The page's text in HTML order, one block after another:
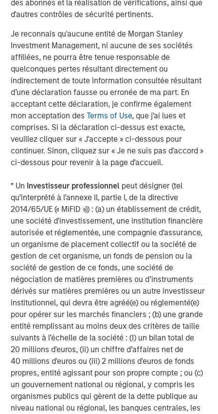
des abonnés et la réalisation de vérifications, ainsi que
d'autres contrôles de sécurité pertinents.
Je reconnais qu'aucune entité de Morgan Stanley
Investment Management, ni aucune de ses sociétés
affiliées, ne pourra être tenue responsable de
quelconques pertes résultant directement ou
indirectement de toute information consultée résultant
d’une déclaration fausse ou erronée de ma part. En
acceptant cette déclaration, je confirme également
mon acceptation desTerms of Use, que j'ai lues et
comprises. Si la déclaration ci-dessus est exacte,
veuillez cliquer sur « J'accepte » ci-dessous pour
continuer. Sinon, cliquez sur « Je ne suis pas d'accord »
ci-dessous pour revenir à la page d'accueil.
* Un Investisseur professionnel peut désigner (tel
qu’interprété à l’annexe II, partie I, de la directive
2014/65/UE (« MiFID »)) : (a) un établissement de crédit,
une société d'investissement, une institution financière
autorisée et réglementée, une compagnie d'assurance,
un organisme de placement collectif ou la société de
gestion de cet organisme, un fonds de pension ou la
société de gestion de ce fonds, une société de
négociation de matières premières ou d’instruments
dérivés sur matières premières ou un autre investisseur
institutionnel, qui devra être agréé(e) ou réglementé(e)
pour opérer sur les marchés financiers ; (b) une grande
entité remplissant au moins deux des critères de taille
suivants à l’échelle de la société : (I) un bilan total de
20 millions d'euros, (ii) un chiffre d’affaires net de
40 millions d'euros ou (iii) 2 millions d'euros de fonds
propres, entité agissant pour son propre compte ; ou (c)
un gouvernement national ou régional, y compris les
organismes publics qui gèrent de la dette publique au
niveau national ou régional, les banques centrales, les
insights that show you how to navigate the
current investment environment.
5 AOÛT 2026
Diversification does not eliminate the risk of loss.
The views and opinions are those of the author as of the date of
publication and are subject to change at any time due to market
or economic conditions and may not necessarily come to pass.
The views expressed do not reflect the opinions of all
investment personnel at Morgan Stanley Investment
Management (MSIM) and its subsidiaries and affiliates
(collectively the Firm”), and may not be reflected in all the
strategies and products that the Firm offers.
This material is for the benefit of persons whom the Firm
reasonably believes it is permitted to communicate to and
should not be forwarded to any other person without the
consent of the Firm. It is not addressed to any other person and
may not be used by them for any purpose whatsoever. It is the
responsibility of every person reading this material to fully
observe the laws of any relevant country, including obtaining
any governmental or other consent which may be required or
observing any other formality which needs to be observed in
that country.
This material is a general communication, which is not impartial,
is for informational and educational purposes only, not a
recommendation to purchase or sell specific securities, or to
adopt any particular investment strategy. Information does not
address financial objectives, situation or specific needs of
individual investors.